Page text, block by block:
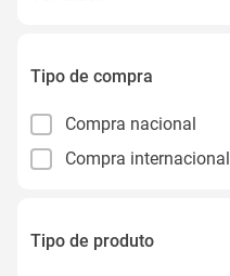
Tipo de compra
Compra nacional
Compra internacional
Tipo de produto